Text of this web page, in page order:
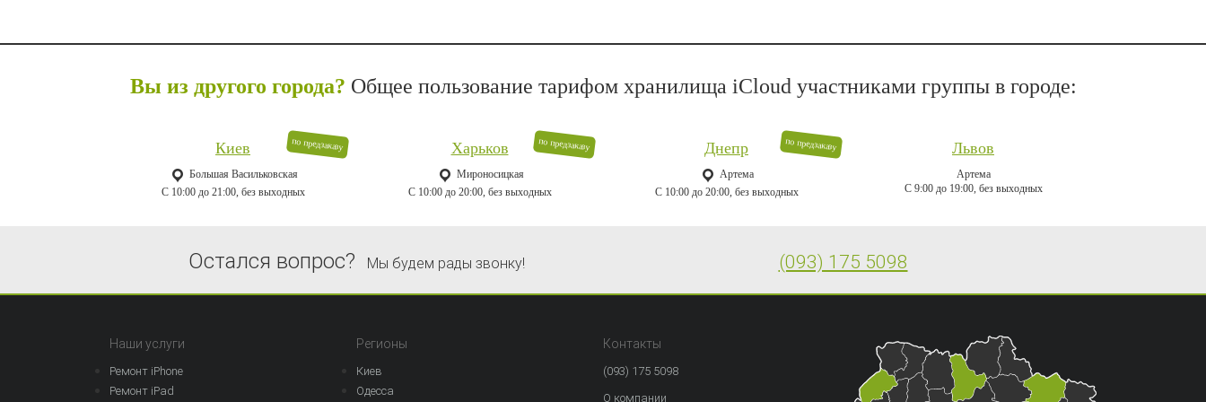
Вы из другого города? Общее пользование тарифом хранилища iCloud участниками группы в городе:
по предзаказу
Киев
Большая Васильковская
C 10:00 до 21:00, без выходных
по предзаказу
Харьков
Мироносицкая
C 10:00 до 20:00, без выходных
по предзаказу
Днепр
Артема
C 10:00 до 20:00, без выходных
Львов
Артема
C 9:00 до 19:00, без выходных
Остался вопрос? Мы будем рады звонку! (093) 175 5098
Наши услуги
Ремонт iPhone
Ремонт iPad
Регионы
Киев
Одесса
Контакты
(093) 175 5098
О компании